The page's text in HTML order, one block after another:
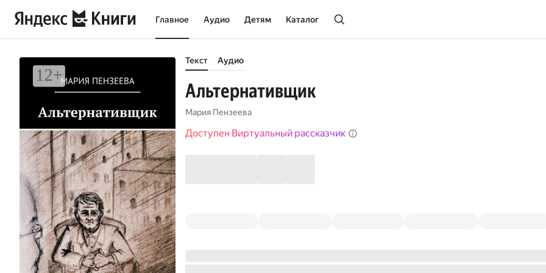
Главное Аудио Детям Каталог
Текст Аудио
Альтернативщик
Мария Пензеева
Доступен Виртуальный рассказчик